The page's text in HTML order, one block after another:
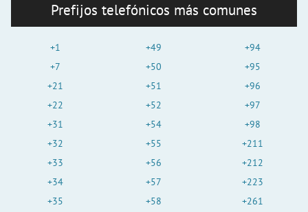
Prefijos telefónicos más comunes
+1
+7
+21
+22
+31
+32
+33
+34
+35
+49
+50
+51
+52
+54
+55
+56
+57
+58
+94
+95
+96
+97
+98
+211
+212
+223
+261